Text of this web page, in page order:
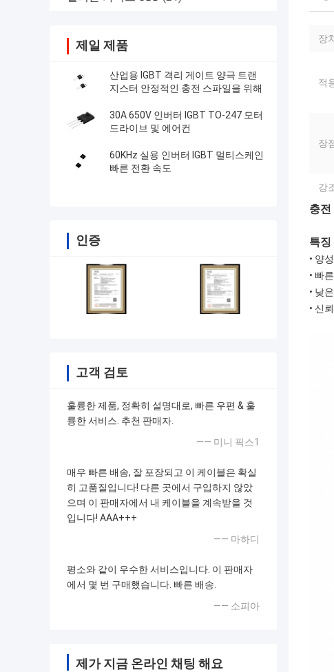
제일 제품
산업용 IGBT 격리 게이트 양극 트랜
지스터 안정적인 충전 스파일을 위해
30A 650V 인버터 IGBT TO-247 모터
드라이브 및 에어컨
60KHz 실용 인버터 IGBT 멀티스케인
빠른 전환 속도
인증
고객 검토
훌륭한 제품, 정확히 설명대로, 빠른 우편 & 훌
륭한 서비스. 추천 판매자.
—— 미니 픽스1
매우 빠른 배송, 잘 포장되고 이 케이블은 확실
히 고품질입니다! 다른 곳에서 구입하지 않았
으며 이 판매자에서 내 케이블을 계속받을 것
입니다! AAA+++
—— 마하디
평소와 같이 우수한 서비스입니다. 이 판매자
에서 몇 번 구매했습니다. 빠른 배송.
—— 소피아
제가 지금 온라인 채팅 해요
장
적
장
강
충전
특징
• 양
• 빠
• 낮
• 신